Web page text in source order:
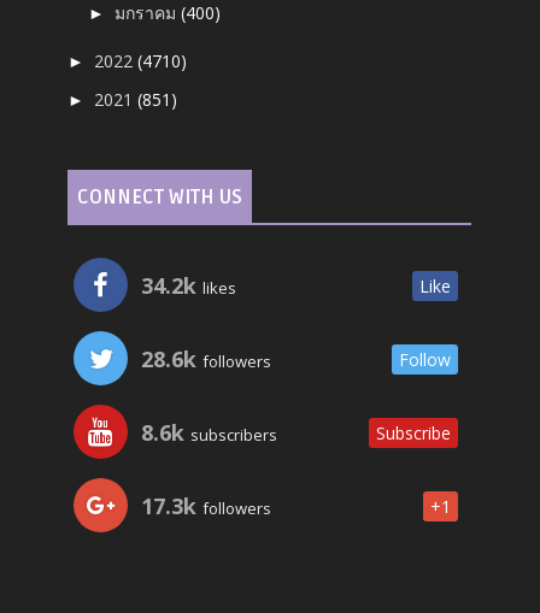
► มกราคม(400)
► 2022(4710)
► 2021(851)
CONNECT WITH US
34.2k likes Like
28.6k followers Follow
8.6k subscribers Subscribe
17.3k followers +1